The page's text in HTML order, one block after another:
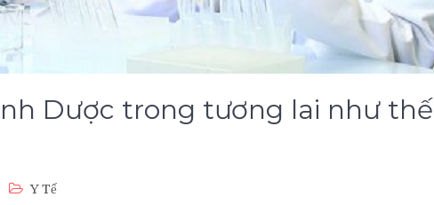
Dược trong tương lai như thế
Y Tế